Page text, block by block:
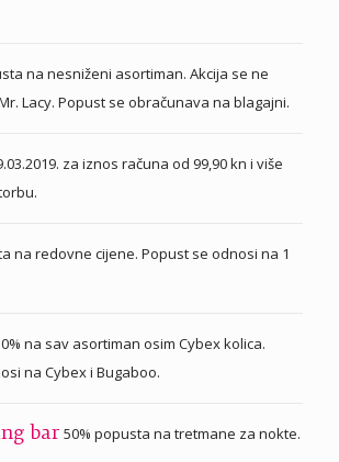
na nesniženi asortiman. Akcija se ne
Lacy. Popust se obračunava na blagajni.
za iznos računa od 99,90 kn i više
na redovne cijene. Popust se odnosi na 1
na sav asortiman osim Cybex kolica.
na Cybex i Bugaboo.
bar 50% popusta na tretmane za nokte.